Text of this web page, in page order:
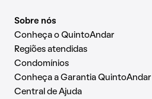
Sobre nós
Conheça o QuintoAndar
Regiões atendidas
Condomínios
Conheça a Garantia QuintoAndar
Central de Ajuda